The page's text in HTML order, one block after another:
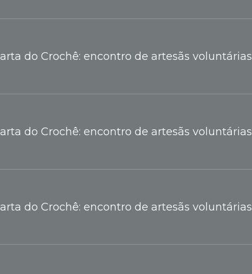
do Crochê: encontro de artesãs voluntárias
do Crochê: encontro de artesãs voluntárias
do Crochê: encontro de artesãs voluntárias